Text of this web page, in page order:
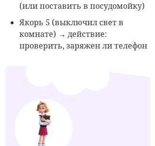
(или поставить в посудомойку)
Якорь 5 (выключил свет в
комнате) → действие:
проверить, заряжен ли телефон